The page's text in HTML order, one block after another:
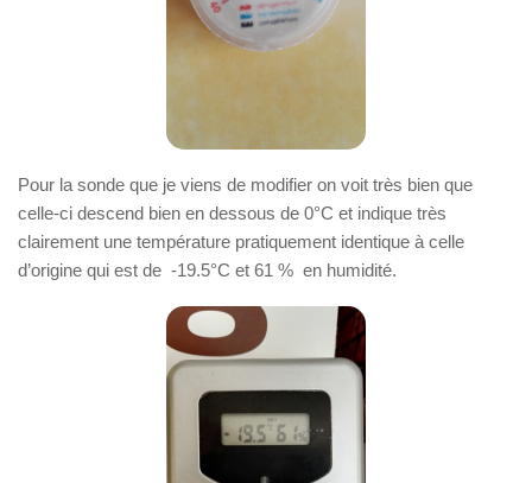
Pour la sonde que je viens de modifier on voit très bien que
celle-ci descend bien en dessous de 0°C et indique très
clairement une température pratiquement identique à celle
d’origine qui est de -19.5°C et 61 % en humidité.